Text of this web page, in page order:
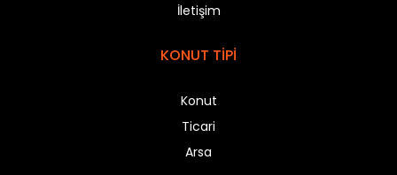
İletişim
KONUT TİPİ
Konut
Ticari
Arsa